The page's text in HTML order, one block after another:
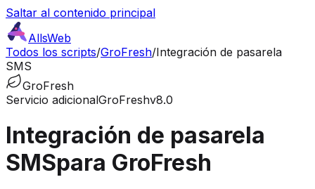
Saltar al contenido principal
AllsWeb
Todos los scripts/GroFresh/Integración de pasarela
SMS
GroFresh
Servicio adicionalGroFreshv8.0
Integración de pasarela
SMSpara GroFresh